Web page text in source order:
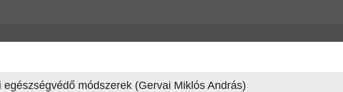
módszerek (Gervai Miklós András)